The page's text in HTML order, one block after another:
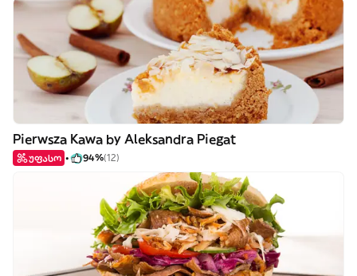
Pierwsza Kawa by Aleksandra Piegat
უფასო 94%(12)